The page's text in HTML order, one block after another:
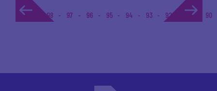
1... 98 97 96 95 94 93 92 90